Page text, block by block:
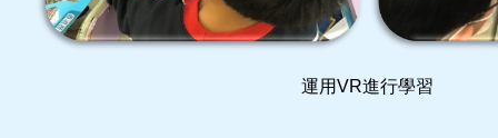
運用VR進行學習